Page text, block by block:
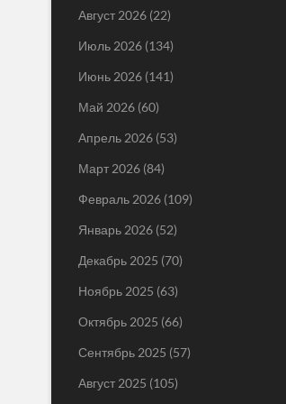
Август 2026 (22)
Июль 2026 (134)
Июнь 2026 (141)
Май 2026 (60)
Апрель 2026 (53)
Март 2026 (84)
Февраль 2026 (109)
Январь 2026 (52)
Декабрь 2025 (70)
Ноябрь 2025 (63)
Октябрь 2025 (66)
Сентябрь 2025 (57)
Август 2025 (105)